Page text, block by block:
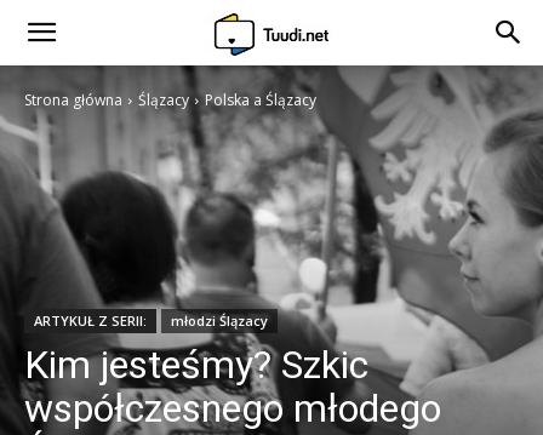
Strona główna Ślązacy Polska a Ślązacy
ARTYKUŁ Z SERII: młodzi Ślązacy
Kim jesteśmy? Szkic
współczesnego młodego